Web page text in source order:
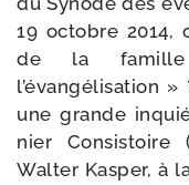
19 octobre 2014,
de la
l’évangélisation
une grande
nier Consistoire
Walter Kasper, à